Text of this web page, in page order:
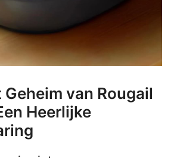
van Rougail
Heerlijke